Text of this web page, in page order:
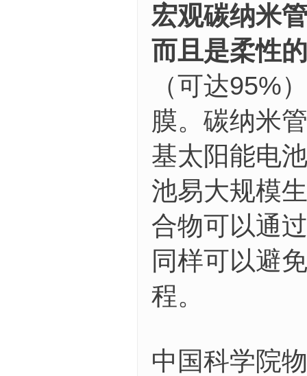
宏观碳纳米
而且是柔性
（可达95%
膜。碳纳米
基太阳能电
池易大规模
合物可以通
同样可以避
程。
中国科学院